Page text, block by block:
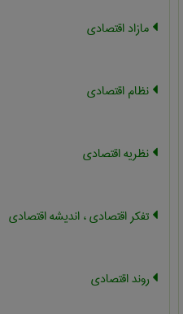
مازاد اقتصادی
نظام اقتصادی
نظریه اقتصادی
تفکر اقتصادی ، اندیشه اقتصادی
روند اقتصادی